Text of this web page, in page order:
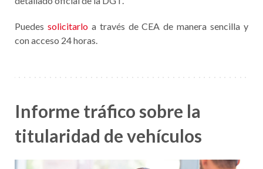
Puedes solicitarloa través de CEA de manera sencilla y
con acceso 24 horas.
Informe tráfico sobre la
titularidad de vehículos